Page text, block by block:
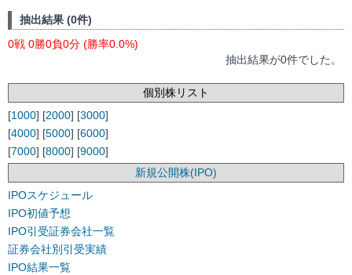
抽出結果 (0件)
0戦 0勝0負0分 (勝率0.0%)
抽出結果が0件でした。
個別株リスト
[1000] [2000] [3000]
[4000] [5000] [6000]
[7000] [8000] [9000]
新規公開株(IPO)
IPOスケジュール
IPO初値予想
IPO引受証券会社一覧
証券会社別引受実績
IPO結果一覧